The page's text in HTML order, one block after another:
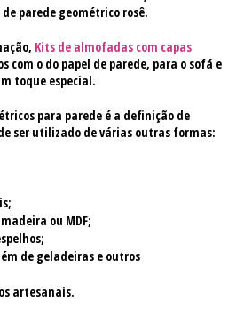
parede geométrico rosê.
Kits de almofadas com capas
com o do papel de parede, para o sofá e
toque especial.
para parede é a definição de
ser utilizado de várias outras formas:
ou MDF;
de geladeiras e outros
artesanais.